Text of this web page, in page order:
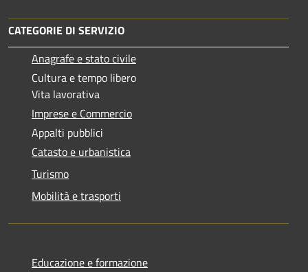
CATEGORIE DI SERVIZIO
Anagrafe e stato civile
Cultura e tempo libero
Vita lavorativa
Imprese e Commercio
Appalti pubblici
Catasto e urbanistica
Turismo
Mobilità e trasporti
Educazione e formazione